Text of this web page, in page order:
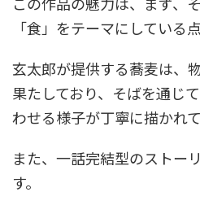
「食」をテーマにしている点
玄太郎が提供する蕎麦は、
果たしており、そばを通じ
わせる様子が丁寧に描かれて
また、一話完結型のストー
す。